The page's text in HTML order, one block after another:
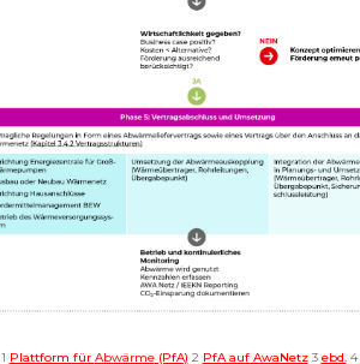
1 Plattform für Abwärme(PfA) 2 PfA auf AwaNetz3 ebd.4